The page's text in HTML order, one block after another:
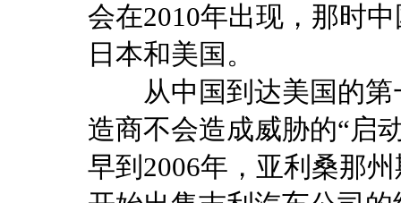
会在2010年出现，那时
日本和美国。
从中国到达美国的第
造商不会造成威胁的“启
早到2006年，亚利桑那